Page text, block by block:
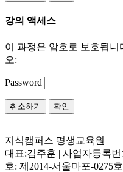
강의 액세스
이 과정은 암호로 보호됩니
오:
Password
취소하기 확인
지식캠퍼스 평생교육원
대표:김주훈 | 사업자등록번
호: 제2014-서울마포-0275호